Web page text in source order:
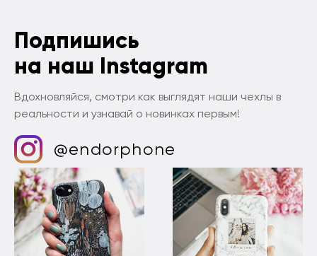
Подпишись
на наш Instagram
Вдохновляйся, смотри как выглядят наши чехлы в
реальности и узнавай о новинках первым!
@endorphone